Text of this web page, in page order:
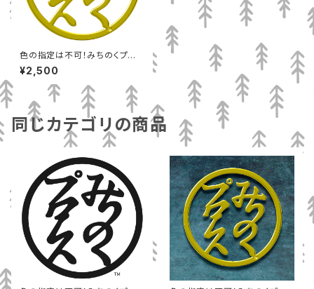
色の指定は不可！みちのくプロ
レス丸ロゴＴシャツ（Ｌ）
¥2,500
同じカテゴリの商品